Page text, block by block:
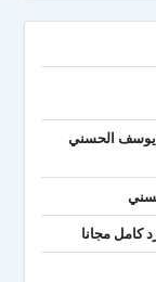
تحميل كتاب عقدك النفسية سجنك الأبدي PDF يوسف الحسني